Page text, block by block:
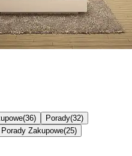
(36) Porady(32)
Porady Zakupowe(25)